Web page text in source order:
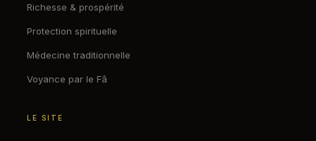
Richesse & prospérité
Protection spirituelle
Médecine traditionnelle
Voyance par le Fâ
LE SITE